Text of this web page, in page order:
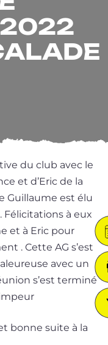
2022
du club avec le
et d’Eric de la
Guillaume est élu
à eux
et à Eric pour
. Cette AG s’est
avec un
s’est ter­mi­né
bonne suite à la